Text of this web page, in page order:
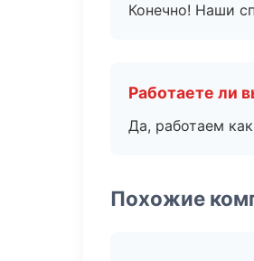
Конечно! Наши
Работаете ли
Да, работаем
Похожие